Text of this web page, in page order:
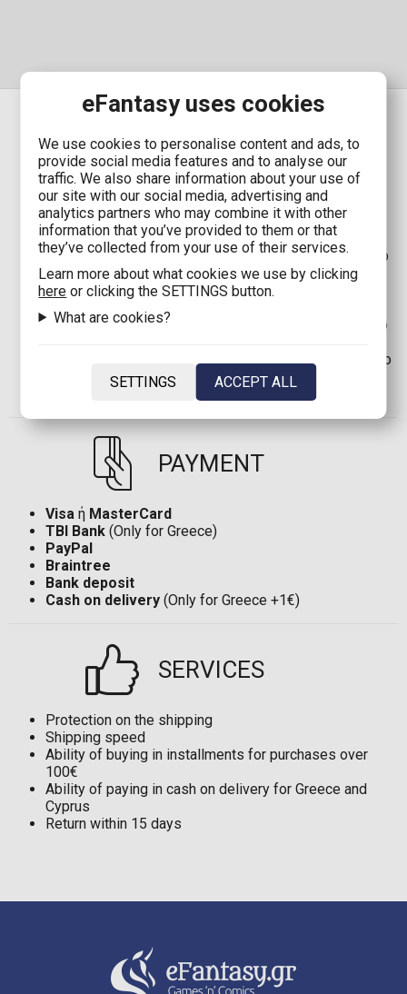
SHIPPING
Shipping in Greece with Boxnow:Only 1,90€(Free
shipping for orders up to80,00€)
Shipping in Greece:2,90€ (Free shipping for orders up
to80,00€)
Shipping in Cyprus with Boxnow:8,00€
for orders up to
100,00€
Shipping in Cyprus:
(Free shipping for orders up
(Free shipping for orders up to
Shipping in the rest of the world:
PAYMENT
Visa ή MasterCard
TBI Bank (Only for Greece)
PayPal
Braintree
Bank deposit
Cash on delivery (Only for Greece +1€)
SERVICES
Protection on the shipping
Shipping speed
Ability of buying in installments for purchases over
100€
Ability of paying in cash on delivery for Greece and
Cyprus
Return within 15 days
eFantasy uses cookies
We use cookies to personalise content and ads, to
provide social media features and to analyse our
traffic. We also share information about your use of
our site with our social media, advertising and
analytics partners who may combine it with other
information that you’ve provided to them or that
they’ve collected from your use of their services.
Learn more about what cookies we use by clicking
here or clicking the SETTINGS button.
What are cookies?
SETTINGS ACCEPT ALL